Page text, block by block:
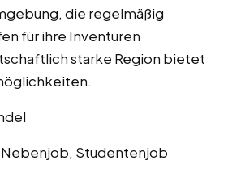
die regelmäßig
für ihre Inventuren
starke Region bietet
Studentenjob